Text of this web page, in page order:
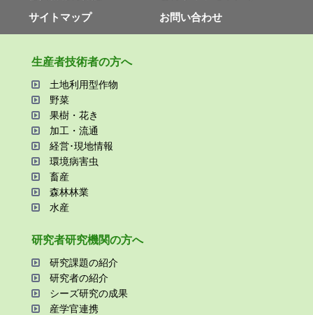
サイトマップ
お問い合わせ
⽣産者技術者の⽅へ
⼟地利⽤型作物
野菜
果樹・花き
加⼯・流通
経営･現地情報
環境病害⾍
畜産
森林林業
⽔産
研究者研究機関の⽅へ
研究課題の紹介
研究者の紹介
シーズ研究の成果
産学官連携